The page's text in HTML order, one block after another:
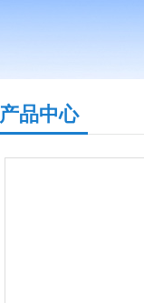
产品中心